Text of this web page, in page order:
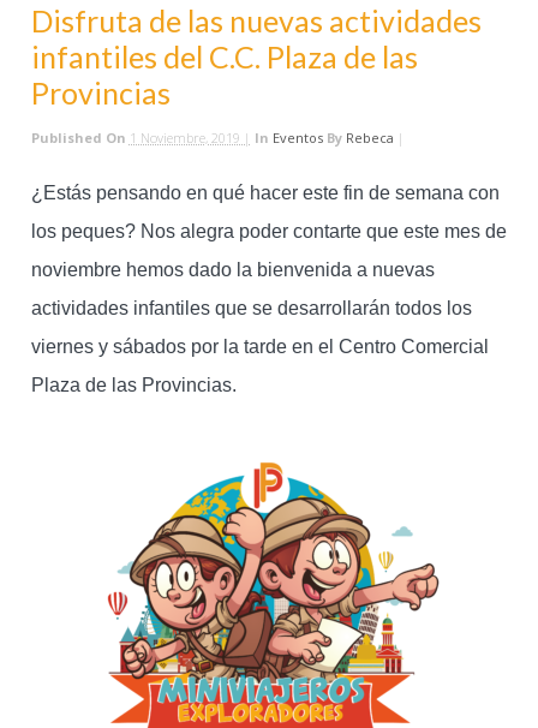
Disfruta de las nuevas actividades
infantiles del C.C. Plaza de las
Provincias
Published On 1 Noviembre, 2019 | In Eventos By Rebeca |
¿Estás pensando en qué hacer este fin de semana con
los peques? Nos alegra poder contarte que este mes de
noviembre hemos dado la bienvenida a nuevas
actividades infantiles que se desarrollarán todos los
viernes y sábados por la tarde en el Centro Comercial
Plaza de las Provincias.